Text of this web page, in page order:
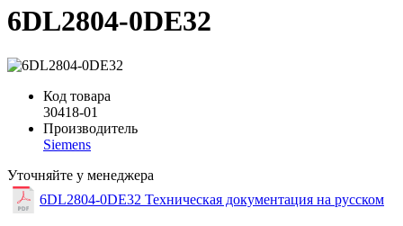
6DL2804-0DE32
Код товара
30418-01
Производитель
Siemens
Уточняйте у менеджера
6DL2804-0DE32 Техническая документация на русском